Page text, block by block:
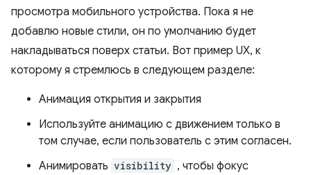
просмотра мобильного устройства. Пока я не
добавлю новые стили, он по умолчанию будет
накладываться поверх статьи. Вот пример UX, к
которому я стремлюсь в следующем разделе:
Анимация открытия и закрытия
Используйте анимацию с движением только в
том случае, если пользователь с этим согласен.
Анимировать visibility , чтобы фокус